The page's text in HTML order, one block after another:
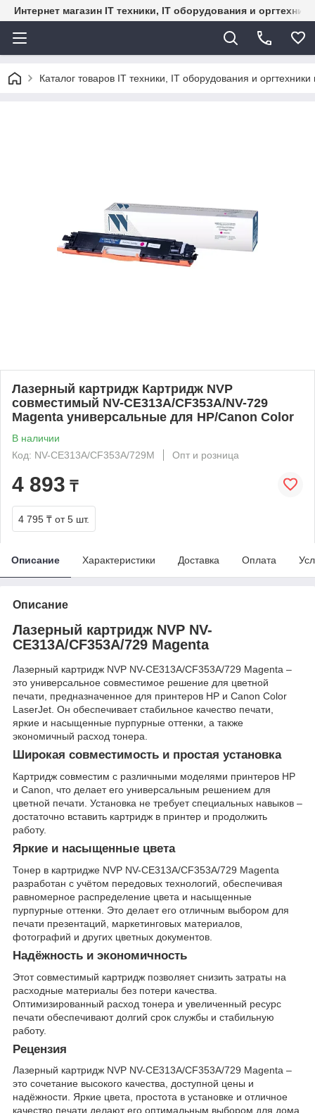
Интернет магазин IT техники, IT оборудования и
Каталог товаров IT техники, IT оборудования и
Лазерный картридж Картридж NVP
совместимый NV-CE313A/CF353A/NV-729
Magenta универсальные для HP/Canon Color
В наличии
Код: NV-CE313A/CF353A/729M
Опт и розница
4 893 ₸
4 795 ₸ от 5 шт.
Описание Характеристики Доставка Оплата
Описание
Лазерный картридж NVP NV-
CE313A/CF353A/729 Magenta
Лазерный картридж NVP NV-CE313A/CF353A/729 Magenta –
это универсальное совместимое решение для цветной
печати, предназначенное для принтеров HP и Canon Color
LaserJet. Он обеспечивает стабильное качество печати,
яркие и насыщенные пурпурные оттенки, а также
экономичный расход тонера.
Широкая совместимость и простая установка
Картридж совместим с различными моделями принтеров HP
и Canon, что делает его универсальным решением для
цветной печати. Установка не требует специальных навыков –
достаточно вставить картридж в принтер и продолжить
работу.
Яркие и насыщенные цвета
Тонер в картридже NVP NV-CE313A/CF353A/729 Magenta
разработан с учётом передовых технологий, обеспечивая
равномерное распределение цвета и насыщенные
пурпурные оттенки. Это делает его отличным выбором для
печати презентаций, маркетинговых материалов,
фотографий и других цветных документов.
Надёжность и экономичность
Этот совместимый картридж позволяет снизить затраты на
расходные материалы без потери качества.
Оптимизированный расход тонера и увеличенный ресурс
печати обеспечивают долгий срок службы и стабильную
работу.
Рецензия
Лазерный картридж NVP NV-CE313A/CF353A/729 Magenta –
это сочетание высокого качества, доступной цены и
надёжности. Яркие цвета, простота в установке и отличное
качество печати делают его оптимальным выбором для дома